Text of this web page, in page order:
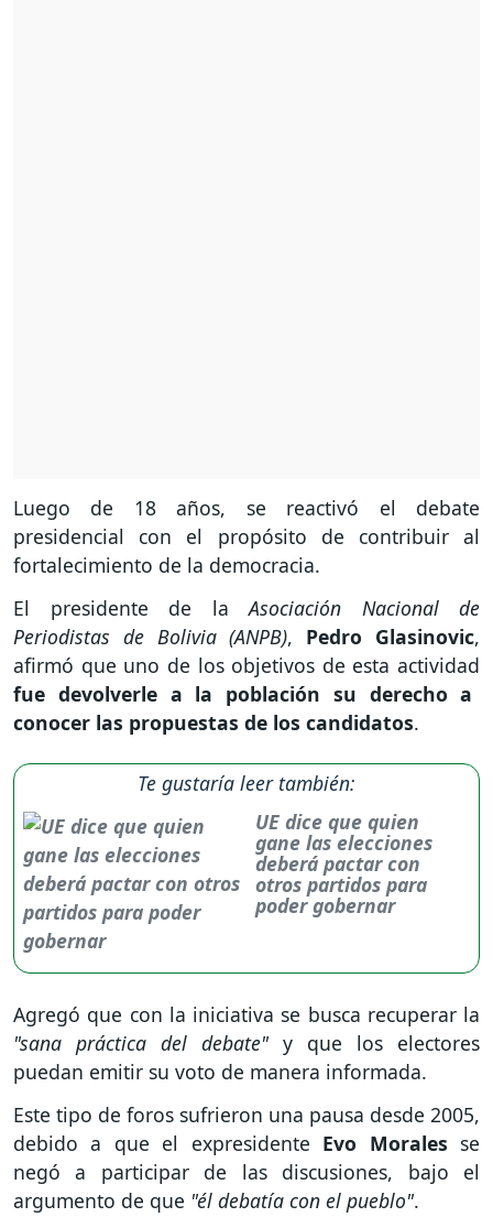
Luego de 18 años, se reactivó el debate
presidencial con el propósito de contribuir al
fortalecimiento de la democracia.
El presidente de la Asociación Nacional de
Periodistas de Bolivia (ANPB), Pedro Glasinovic,
afirmó que uno de los objetivos de esta actividad
fue devolverle a la población su derecho a
conocer las propuestas de los candidatos.
Te gustaría leer también:
UE dice que quien
gane las elecciones
deberá pactar con
otros partidos para
poder gobernar
Agregó que con la iniciativa se busca recuperar la
"sana práctica del debate"y que los electores
puedan emitir su voto de manera informada.
Este tipo de foros sufrieron una pausa desde 2005,
debido a que el expresidente Evo Morales se
negó a participar de las discusiones, bajo el
argumento de que "él debatía con el pueblo".